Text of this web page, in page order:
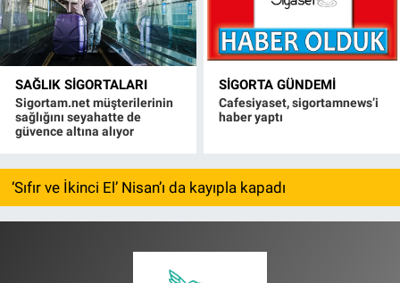
SAĞLIK SIGORTALARI
Sigortam.net müşterilerinin
sağlığını seyahatte de
güvence altına alıyor
SIGORTA GÜNDEMI
Cafesiyaset, sigortamnews’i
haber yaptı
‘Sıfır ve İkinci El’ Nisan’ı da kayıpla kapadı